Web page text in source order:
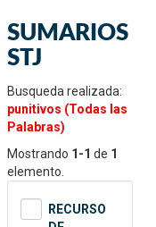
SUMARIOS
STJ
Busqueda realizada:
punitivos (Todas las
Palabras)
Mostrando 1-1 de 1
elemento.
RECURSO